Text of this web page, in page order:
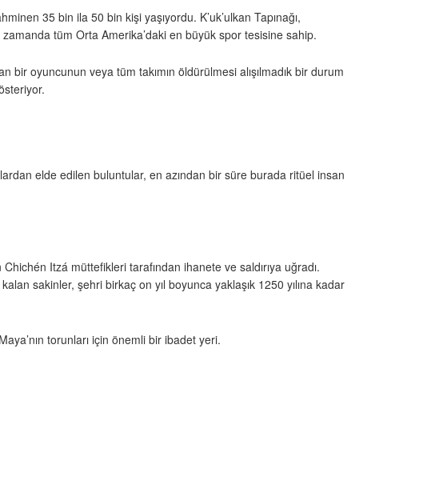
35 bin ila 50 bin kişi yaşıyordu. K’uk’ulkan Tapınağı,
zamanda tüm Orta Amerika’daki en büyük spor tesisine sahip.
oyuncunun veya tüm takımın öldürülmesi alışılmadık bir durum
elde edilen buluntular, en azından bir süre burada ritüel insan
Itzá müttefikleri tarafından ihanete ve saldırıya uğradı.
sakinler, şehri birkaç on yıl boyunca yaklaşık 1250 yılına kadar
torunları için önemli bir ibadet yeri.